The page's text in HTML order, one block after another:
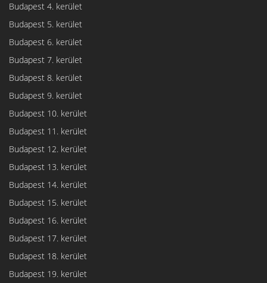
Budapest 4. kerület
Budapest 5. kerület
Budapest 6. kerület
Budapest 7. kerület
Budapest 8. kerület
Budapest 9. kerület
Budapest 10. kerület
Budapest 11. kerület
Budapest 12. kerület
Budapest 13. kerület
Budapest 14. kerület
Budapest 15. kerület
Budapest 16. kerület
Budapest 17. kerület
Budapest 18. kerület
Budapest 19. kerület